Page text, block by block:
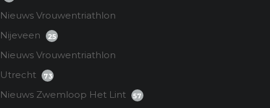
Nieuws Vrouwentriathlon
Nijeveen
25
Nieuws Vrouwentriathlon
Utrecht
73
Nieuws Zwemloop Het Lint 57